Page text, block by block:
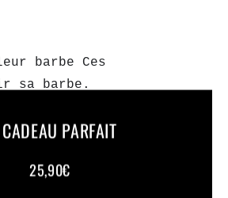
PARFAIT
25,90€
barbe Ces
sa barbe.